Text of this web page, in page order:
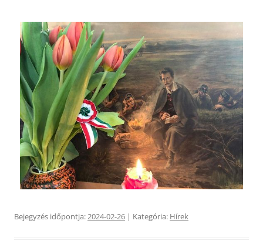
Bejegyzés időpontja:2024-02-26 | Kategória: Hírek